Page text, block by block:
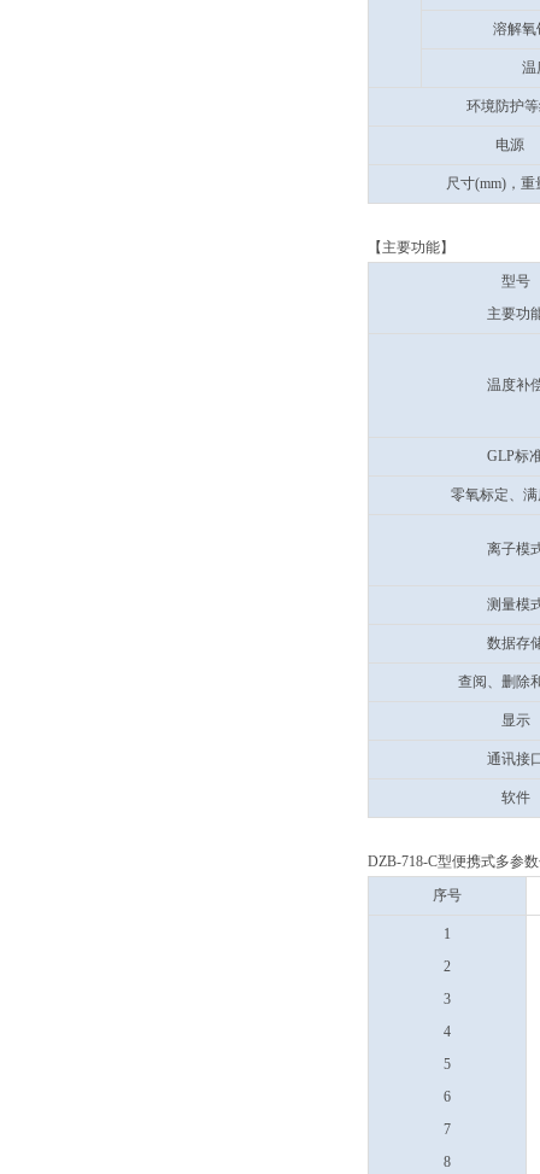
溶解氧
温
环境防护
电源
尺寸(mm)，重
【主要功能】
型号
主要功
温度补
GLP标
零氧标定、
离子模
测量模
数据存
查阅、删除
显示
通讯接
软件
DZB-718-C型便携式多参
序号
1
2
3
4
5
6
7
8